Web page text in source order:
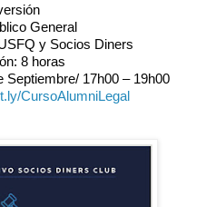
General
y Socios Diners
8 horas
Septiembre/ 17h00 – 19h00
CursoAlumniLegal